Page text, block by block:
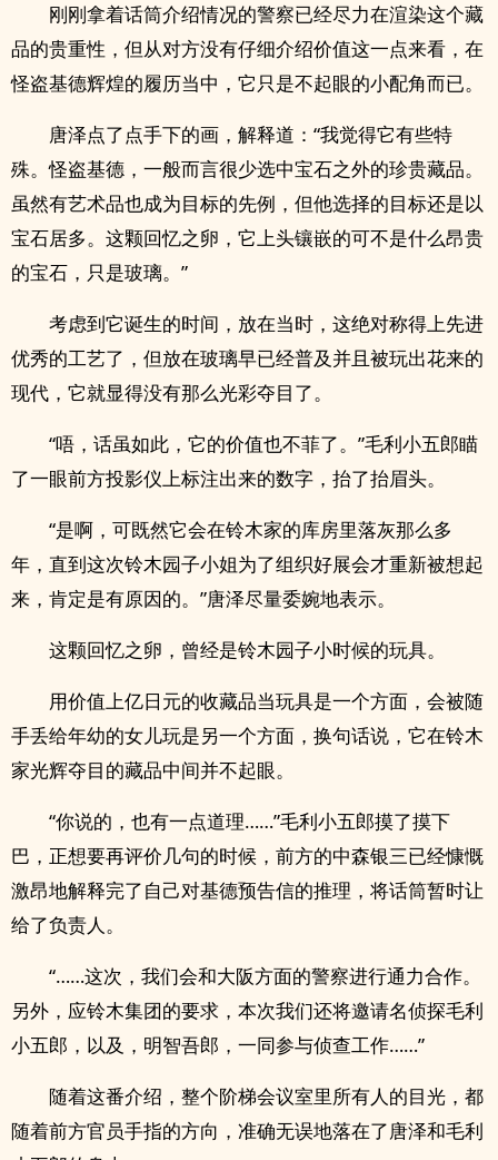
刚刚拿着话筒介绍情况的警察已经尽力在渲染这个藏
品的贵重性，但从对方没有仔细介绍价值这一点来看，在
怪盗基德辉煌的履历当中，它只是不起眼的小配角而已。
唐泽点了点手下的画，解释道：“我觉得它有些特
殊。怪盗基德，一般而言很少选中宝石之外的珍贵藏品。
虽然有艺术品也成为目标的先例，但他选择的目标还是以
宝石居多。这颗回忆之卵，它上头镶嵌的可不是什么昂贵
的宝石，只是玻璃。”
考虑到它诞生的时间，放在当时，这绝对称得上先进
优秀的工艺了，但放在玻璃早已经普及并且被玩出花来的
现代，它就显得没有那么光彩夺目了。
“唔，话虽如此，它的价值也不菲了。”毛利小五郎瞄
了一眼前方投影仪上标注出来的数字，抬了抬眉头。
“是啊，可既然它会在铃木家的库房里落灰那么多
年，直到这次铃木园子小姐为了组织好展会才重新被想起
来，肯定是有原因的。”唐泽尽量委婉地表示。
这颗回忆之卵，曾经是铃木园子小时候的玩具。
用价值上亿日元的收藏品当玩具是一个方面，会被随
手丢给年幼的女儿玩是另一个方面，换句话说，它在铃木
家光辉夺目的藏品中间并不起眼。
“你说的，也有一点道理……”毛利小五郎摸了摸下
巴，正想要再评价几句的时候，前方的中森银三已经慷慨
激昂地解释完了自己对基德预告信的推理，将话筒暂时让
给了负责人。
“……这次，我们会和大阪方面的警察进行通力合作。
另外，应铃木集团的要求，本次我们还将邀请名侦探毛利
小五郎，以及，明智吾郎，一同参与侦查工作……”
随着这番介绍，整个阶梯会议室里所有人的目光，都
随着前方官员手指的方向，准确无误地落在了唐泽和毛利